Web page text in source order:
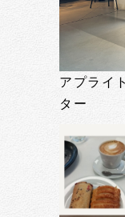
アプライ
ター